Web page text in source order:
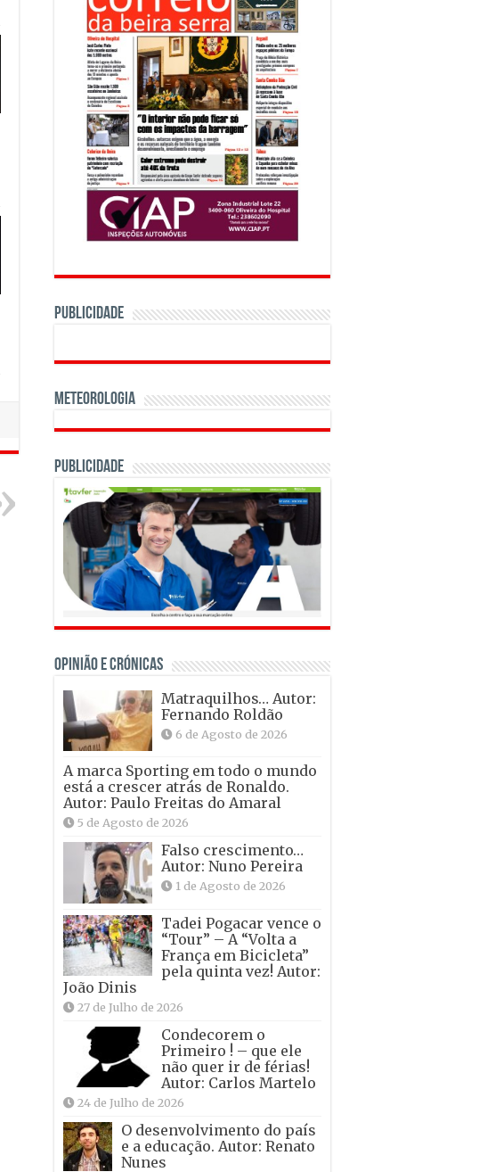
PUBLICIDADE
Meteorologia
Publicidade
OPINIÃO E CRÓNICAS
Matraquilhos… Autor:
Fernando Roldão
6 de Agosto de 2026
A marca Sporting em todo o mundo
está a crescer atrás de Ronaldo.
Autor: Paulo Freitas do Amaral
5 de Agosto de 2026
Falso crescimento…
Autor: Nuno Pereira
1 de Agosto de 2026
Tadei Pogacar vence o
“Tour” – A “Volta a
França em Bicicleta”
pela quinta vez! Autor:
João Dinis
27 de Julho de 2026
Condecorem o
Primeiro ! – que ele
não quer ir de férias!
Autor: Carlos Martelo
24 de Julho de 2026
O desenvolvimento do país
e a educação. Autor: Renato
Nunes